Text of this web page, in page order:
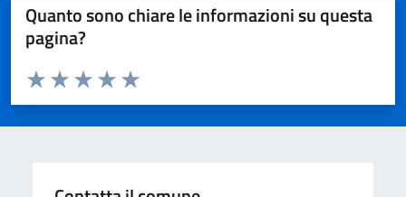
Quanto sono chiare le informazioni su questa
pagina?
Valuta da 1 a 5 stelle la pagina
Valuta 5 stelle su 5
Valuta 4 stelle su 5
Valuta 3 stelle su 5
Valuta 2 stelle su 5
Valuta 1 stelle su 5